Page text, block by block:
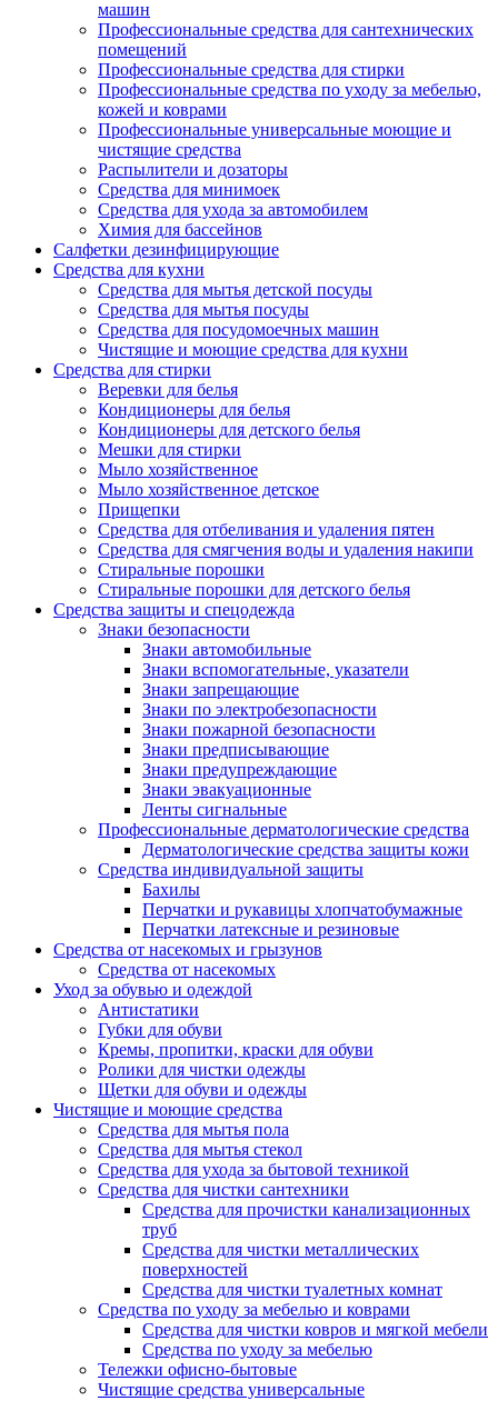
машин
Профессиональные средства для сантехнических
помещений
Профессиональные средства для стирки
Профессиональные средства по уходу за мебелью,
кожей и коврами
Профессиональные универсальные моющие и
чистящие средства
Распылители и дозаторы
Средства для минимоек
Средства для ухода за автомобилем
Химия для бассейнов
Салфетки дезинфицирующие
Средства для кухни
Средства для мытья детской посуды
Средства для мытья посуды
Средства для посудомоечных машин
Чистящие и моющие средства для кухни
Средства для стирки
Веревки для белья
Кондиционеры для белья
Кондиционеры для детского белья
Мешки для стирки
Мыло хозяйственное
Мыло хозяйственное детское
Прищепки
Средства для отбеливания и удаления пятен
Средства для смягчения воды и удаления накипи
Стиральные порошки
Стиральные порошки для детского белья
Средства защиты и спецодежда
Знаки безопасности
Знаки автомобильные
Знаки вспомогательные, указатели
Знаки запрещающие
Знаки по электробезопасности
Знаки пожарной безопасности
Знаки предписывающие
Знаки предупреждающие
Знаки эвакуационные
Ленты сигнальные
Профессиональные дерматологические средства
Дерматологические средства защиты кожи
Средства индивидуальной защиты
Бахилы
Перчатки и рукавицы хлопчатобумажные
Перчатки латексные и резиновые
Средства от насекомых и грызунов
Средства от насекомых
Уход за обувью и одеждой
Антистатики
Губки для обуви
Кремы, пропитки, краски для обуви
Ролики для чистки одежды
Щетки для обуви и одежды
Чистящие и моющие средства
Средства для мытья пола
Средства для мытья стекол
Средства для ухода за бытовой техникой
Средства для чистки сантехники
Средства для прочистки канализационных
труб
Средства для чистки металлических
поверхностей
Средства для чистки туалетных комнат
Средства по уходу за мебелью и коврами
Средства для чистки ковров и мягкой мебели
Средства по уходу за мебелью
Тележки офисно-бытовые
Чистящие средства универсальные